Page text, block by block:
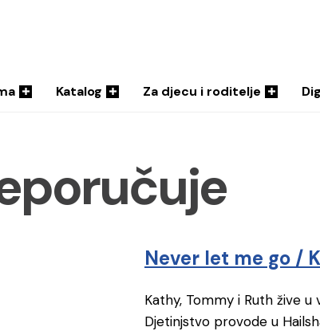
Katalog Za djecu i roditelje
Never let me go /
Kathy, Tommy i Ruth žive
Djetinjstvo provode u